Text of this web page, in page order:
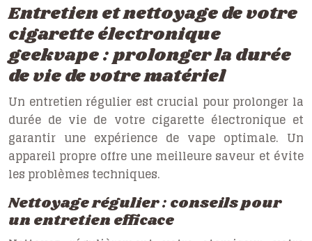
Entretien et nettoyage de votre
cigarette électronique
geekvape : prolonger la durée
de vie de votre matériel
Un entretien régulier est crucial pour prolonger la
durée de vie de votre cigarette électronique et
garantir une expérience de vape optimale. Un
appareil propre offre une meilleure saveur et évite
les problèmes techniques.
Nettoyage régulier : conseils pour
un entretien efficace